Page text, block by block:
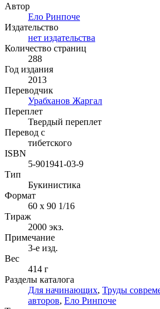
Автор
Ело Ринпоче
Издательство
нет издательства
Количество страниц
288
Год издания
2013
Переводчик
Урабханов Жаргал
Переплет
Твердый переплет
Перевод с
тибетского
ISBN
5-901941-03-9
Тип
Букинистика
Формат
60 x 90 1/16
Тираж
2000 экз.
Примечание
3-е изд.
Вес
414 г
Разделы каталога
Для начинающих, Труды
авторов, Ело Ринпоче